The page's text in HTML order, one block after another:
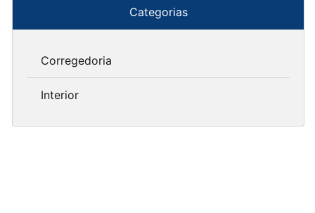
Categorias
Corregedoria
Interior